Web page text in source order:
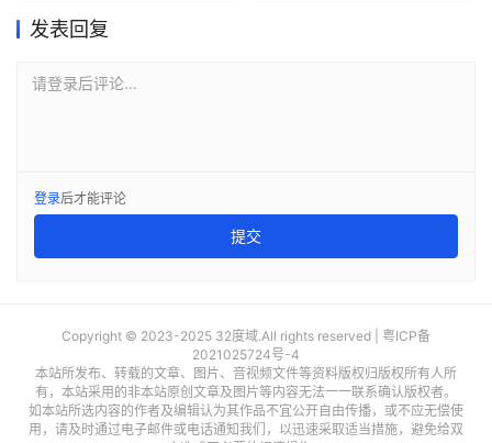
发表回复
请登录后评论...
登录后才能评论
提交
Copyright © 2023-2025 32度域.All rights reserved | 粤ICP备
2021025724号-4
本站所发布、转载的文章、图片、音视频文件等资料版权归版权所有人所
有，本站采用的非本站原创文章及图片等内容无法一一联系确认版权者。
如本站所选内容的作者及编辑认为其作品不宜公开自由传播，或不应无偿使
用，请及时通过电子邮件或电话通知我们，以迅速采取适当措施，避免给双